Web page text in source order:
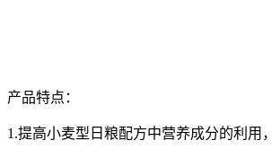
产品特点：
1.提高小麦型日粮配方中营养成分的利用